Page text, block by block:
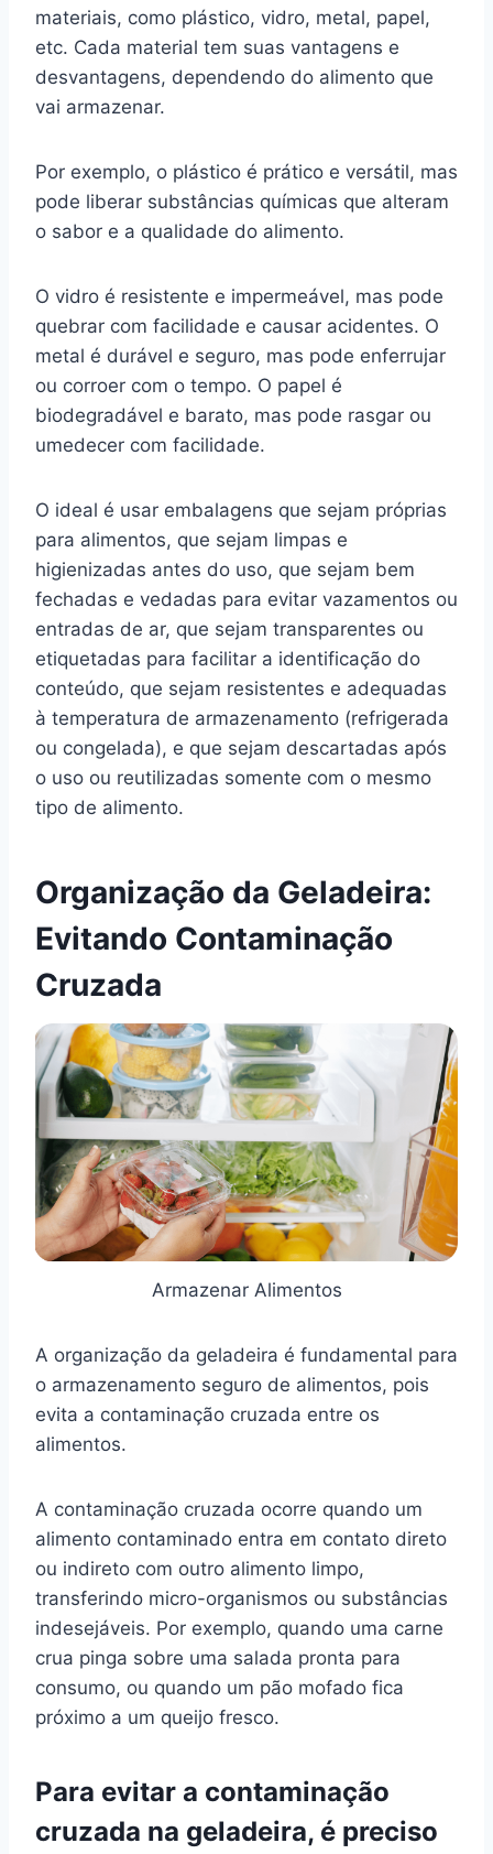
materiais, como plástico, vidro, metal, papel,
etc. Cada material tem suas vantagens e
desvantagens, dependendo do alimento que
vai armazenar.
Por exemplo, o plástico é prático e versátil, mas
pode liberar substâncias químicas que alteram
o sabor e a qualidade do alimento.
O vidro é resistente e impermeável, mas pode
quebrar com facilidade e causar acidentes. O
metal é durável e seguro, mas pode enferrujar
ou corroer com o tempo. O papel é
biodegradável e barato, mas pode rasgar ou
umedecer com facilidade.
O ideal é usar embalagens que sejam próprias
para alimentos, que sejam limpas e
higienizadas antes do uso, que sejam bem
fechadas e vedadas para evitar vazamentos ou
entradas de ar, que sejam transparentes ou
etiquetadas para facilitar a identificação do
conteúdo, que sejam resistentes e adequadas
à temperatura de armazenamento (refrigerada
ou congelada), e que sejam descartadas após
o uso ou reutilizadas somente com o mesmo
tipo de alimento.
Organização da Geladeira:
Evitando Contaminação
Cruzada
Armazenar Alimentos
A organização da geladeira é fundamental para
o armazenamento seguro de alimentos, pois
evita a contaminação cruzada entre os
alimentos.
A contaminação cruzada ocorre quando um
alimento contaminado entra em contato direto
ou indireto com outro alimento limpo,
transferindo micro-organismos ou substâncias
indesejáveis. Por exemplo, quando uma carne
crua pinga sobre uma salada pronta para
consumo, ou quando um pão mofado fica
próximo a um queijo fresco.
Para evitar a contaminação
cruzada na geladeira, é preciso